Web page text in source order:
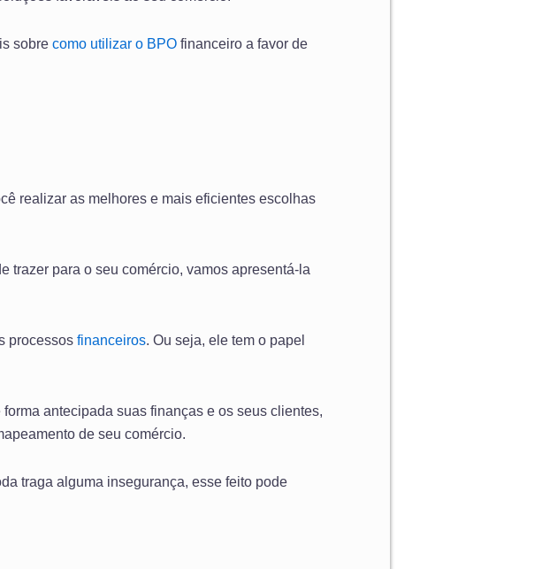
sobre como utilizar o BPO financeiro a favor de
realizar as melhores e mais eficientes escolhas
trazer para o seu comércio, vamos apresentá-la
processos financeiros. Ou seja, ele tem o papel
antecipada suas finanças e os seus clientes,
de seu comércio.
traga alguma insegurança, esse feito pode